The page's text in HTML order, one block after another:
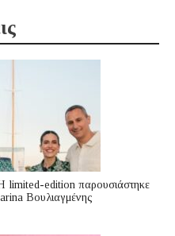
edition παρουσιάστηκε
Βουλιαγμένης